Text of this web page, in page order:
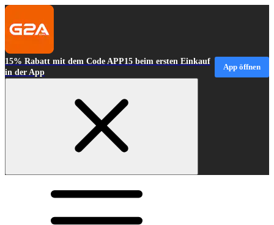
15% Rabatt mit dem Code APP15 beim ersten Einkauf
in der App
App öffnen